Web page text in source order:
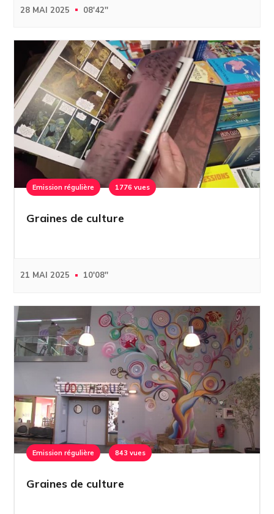
28 MAI 2025 08'42''
Emission régulière 1776 vues
Graines de culture
21 MAI 2025 10'08''
Emission régulière 843 vues
Graines de culture